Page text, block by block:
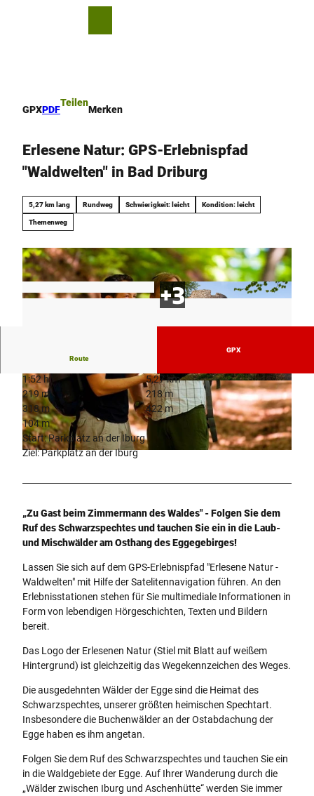
GPXPDF
Teilen
Merken
Erlesene Natur: GPS-Erlebnispfad
"Waldwelten" in Bad Driburg
5,27 km lang Rundweg Schwierigkeit: leicht Kondition: leicht
Themenweg
© Frank Grawe, Kulturland Kreis Höxter, c/o GfW im Kreis Höxter mbH
© F. Grawe, Kulturland Kreis Höxter, c/o GfW i
m Kreis Höxter mbH
Route
GPX
1:52 h
5,27 km
219 m
218 m
318 m
422 m
104 m
Start: Parkplatz an der Iburg
Ziel: Parkplatz an der Iburg
„Zu Gast beim Zimmermann des Waldes" - Folgen Sie dem
Ruf des Schwarzspechtes und tauchen Sie ein in die Laub-
und Mischwälder am Osthang des Eggegebirges!
Lassen Sie sich auf dem GPS-Erlebnispfad "Erlesene Natur -
Waldwelten" mit Hilfe der Satelitennavigation führen. An den
Erlebnisstationen stehen für Sie multimediale Informationen in
Form von lebendigen Hörgeschichten, Texten und Bildern
bereit.
Das Logo der Erlesenen Natur (Stiel mit Blatt auf weißem
Hintergrund) ist gleichzeitig das Wegekennzeichen des Weges.
Die ausgedehnten Wälder der Egge sind die Heimat des
Schwarzspechtes, unserer größten heimischen Spechtart.
Insbesondere die Buchenwälder an der Ostabdachung der
Egge haben es ihm angetan.
Folgen Sie dem Ruf des Schwarzspechtes und tauchen Sie ein
in die Waldgebiete der Egge. Auf Ihrer Wanderung durch die
„Wälder zwischen Iburg und Aschenhütte“ werden Sie immer